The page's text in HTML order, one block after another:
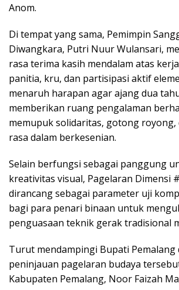
Anom.
Di tempat yang sama, Pemimpin
Diwangkara, Putri Nuur Wulansari,
rasa terima kasih mendalam atas
panitia, kru, dan partisipasi aktif
menaruh harapan agar ajang dua
memberikan ruang pengalaman
memupuk solidaritas, gotong royong,
rasa dalam berkesenian.
Selain berfungsi sebagai panggung
kreativitas visual, Pagelaran Dimensi
dirancang sebagai parameter uji
bagi para penari binaan untuk
penguasaan teknik gerak tradisional
Turut mendampingi Bupati Pemalang
peninjauan pagelaran budaya
Kabupaten Pemalang, Noor Faizah